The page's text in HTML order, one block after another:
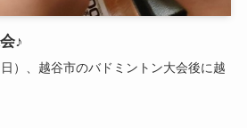
♪
）、越谷市のバドミントン大会後に越